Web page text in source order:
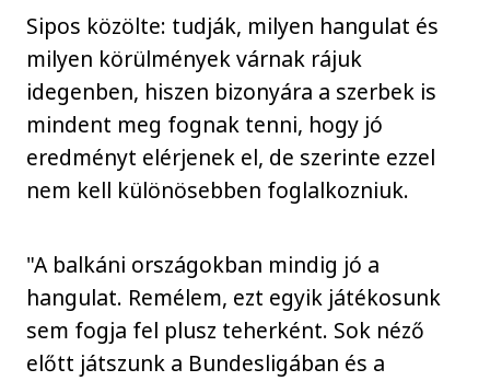
Sipos közölte: tudják, milyen hangulat és
milyen körülmények várnak rájuk
idegenben, hiszen bizonyára a szerbek is
mindent meg fognak tenni, hogy jó
eredményt elérjenek el, de szerinte ezzel
nem kell különösebben foglalkozniuk.
"A balkáni országokban mindig jó a
hangulat. Remélem, ezt egyik játékosunk
sem fogja fel plusz teherként. Sok néző
előtt játszunk a Bundesligában és a